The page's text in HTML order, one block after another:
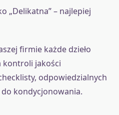
„Delikatna” – najlepiej
firmie każde dzieło
kontroli jakości
odpowiedzialnych
kondycjonowania.